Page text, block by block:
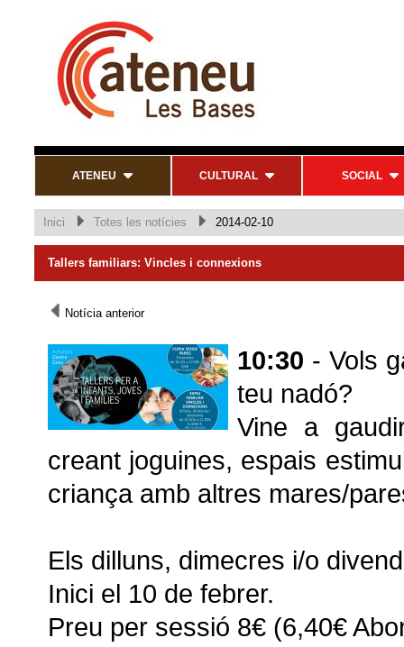
ATENEU CULTURAL SOCIAL
Inici Totes les notícies 2014-02-10
Tallers familiars: Vincles i connexions
Notícia anterior
10:30 - Vols
teu nadó?
Vine a
creant joguines, espais
criança amb altres mares/
Els dilluns, dimecres i/o
Inici el 10 de febrer.
Preu per sessió 8€ (6,40€